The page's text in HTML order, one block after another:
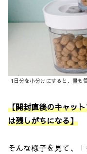
1日分を小分けにすると、量も
【開封直後のキャッ
は残しがちになる】
そんな様子を見て、